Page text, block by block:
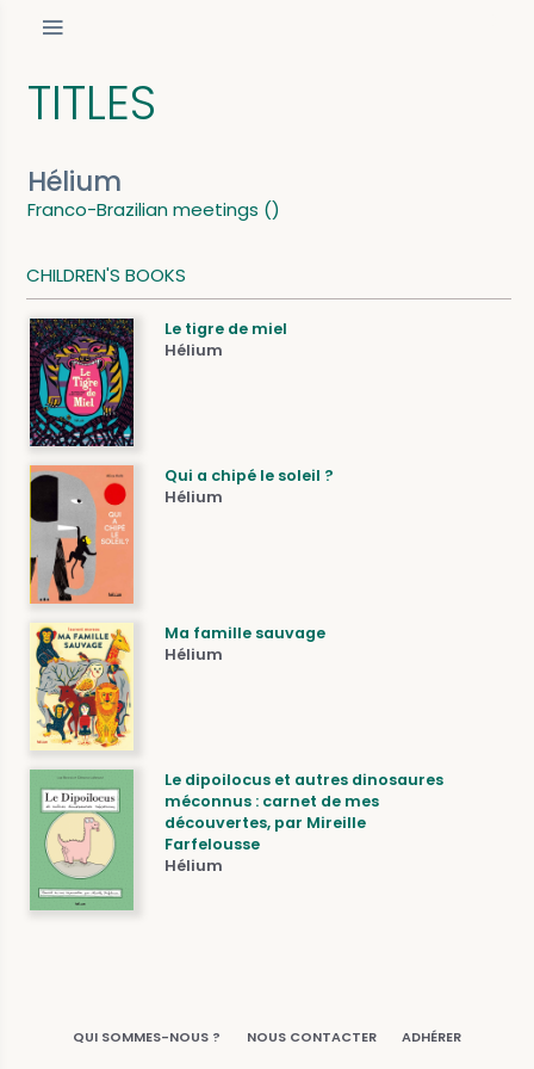
TITLES
Hélium
Franco-Brazilian meetings ()
CHILDREN'S BOOKS
Le tigre de miel
Hélium
Qui a chipé le soleil ?
Hélium
Ma famille sauvage
Hélium
Le dipoilocus et autres dinosaures
méconnus : carnet de mes
découvertes, par Mireille
Farfelousse
Hélium
QUI SOMMES-NOUS ? NOUS CONTACTER ADHÉRER